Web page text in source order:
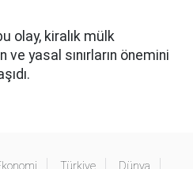
olay, kiralık mülk
yasal sınırların önemini
Türkiye Dünya